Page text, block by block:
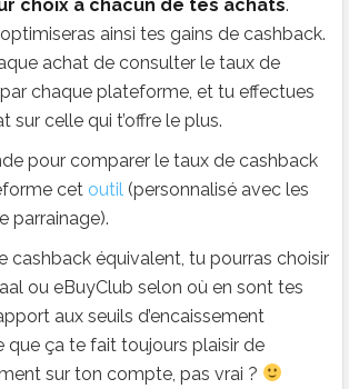
choix à chacun de tes achats.
ainsi tes gains de cashback.
achat de consulter le taux de
chaque plateforme, et tu effectues
sur celle qui t’offre le plus.
pour comparer le taux de cashback
cet outil (personnalisé avec les
parrainage).
cashback équivalent, tu pourras choisir
ou eBuyClub selon où en sont tes
aux seuils d’encaissement
que ça te fait toujours plaisir de
sur ton compte, pas vrai ?